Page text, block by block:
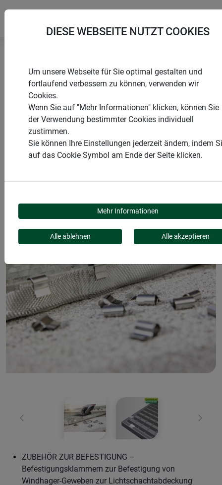
Startseite Hausschutz Befestigungsklammern
PRODUKTE
Zurück Weiter
ZUBEHÖR ZUR BEFESTIGUNG –
Befestigungsklammern zur Befestigung von
Windhager-Geweben zur Lichtschachtabdeckung
DIESE WEBSEITE NUTZT COOKIES
Um unsere Webseite für Sie optimal gestalten und
fortlaufend verbessern zu können, verwenden wir
Cookies.
Wenn Sie auf "Mehr Informationen" klicken, können Sie
der Verwendung bestimmter Cookies individuell
zustimmen.
Sie können Ihre Einstellungen jederzeit ändern, indem
auf das Cookie Symbol am Ende der Seite klicken.
Mehr Informationen
Alle ablehnen Alle akzeptieren